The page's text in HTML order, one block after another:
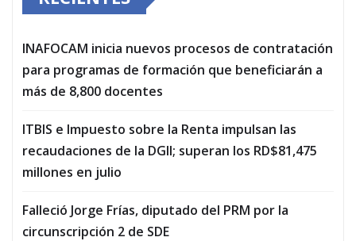
INAFOCAM inicia nuevos procesos de contratación
para programas de formación que beneficiarán a
más de 8,800 docentes
ITBIS e Impuesto sobre la Renta impulsan las
recaudaciones de la DGII; superan los RD$81,475
millones en julio
Falleció Jorge Frías, diputado del PRM por la
circunscripción 2 de SDE